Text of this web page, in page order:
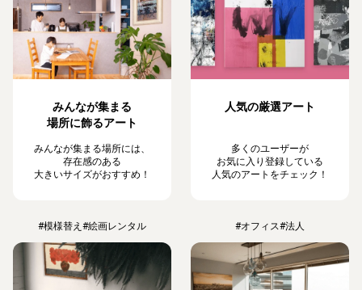
みんなが集まる
場所に飾るアート
みんなが集まる場所には、
存在感のある
大きいサイズがおすすめ！
人気の厳選アート
多くのユーザーが
お気に入り登録している
人気のアートをチェック！
#模様替え #絵画レンタル #オフィス#法人